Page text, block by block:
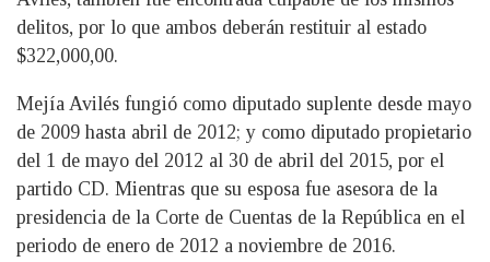
delitos, por lo que ambos deberán restituir al estado
$322,000,00.
Mejía Avilés fungió como diputado suplente desde mayo
de 2009 hasta abril de 2012; y como diputado propietario
del 1 de mayo del 2012 al 30 de abril del 2015, por el
partido CD. Mientras que su esposa fue asesora de la
presidencia de la Corte de Cuentas de la República en el
periodo de enero de 2012 a noviembre de 2016.